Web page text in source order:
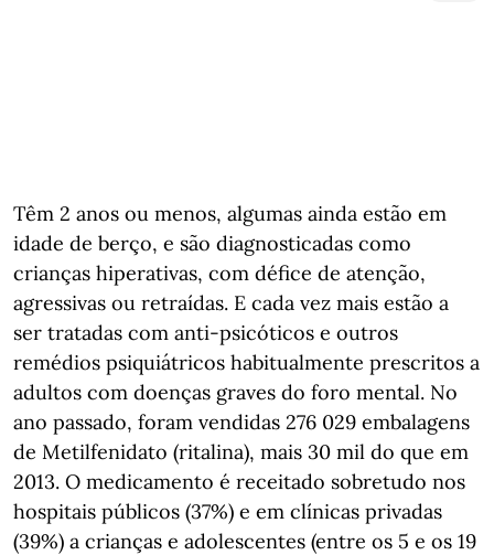
Têm 2 anos ou menos, algumas ainda estão em
idade de berço, e são diagnosticadas como
crianças hiperativas, com défice de atenção,
agressivas ou retraídas. E cada vez mais estão a
ser tratadas com anti-psicóticos e outros
remédios psiquiátricos habitualmente prescritos a
adultos com doenças graves do foro mental. No
ano passado, foram vendidas 276 029 embalagens
de Metilfenidato (ritalina), mais 30 mil do que em
2013. O medicamento é receitado sobretudo nos
hospitais públicos (37%) e em clínicas privadas
(39%) a crianças e adolescentes (entre os 5 e os 19